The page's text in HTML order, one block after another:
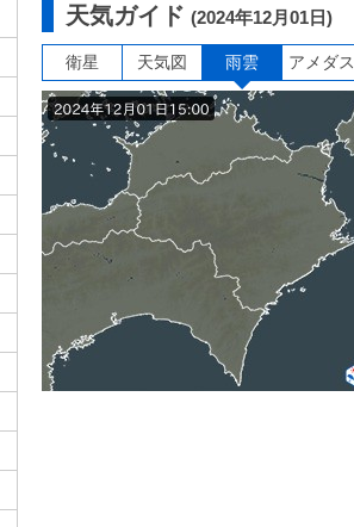
天気ガイド (2024年12月01日)
衛星 天気図 雨雲 アメダス